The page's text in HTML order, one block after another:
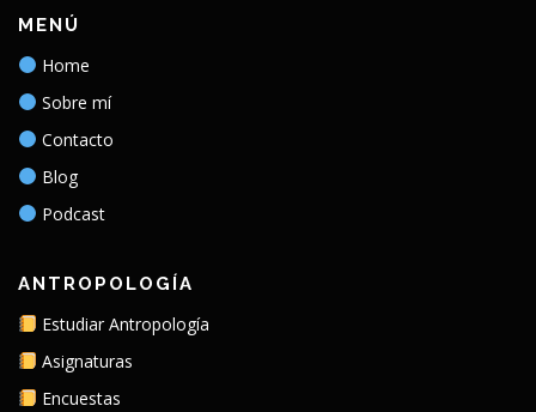
MENÚ
Home
Sobre mí
Contacto
Blog
Podcast
ANTROPOLOGÍA
Estudiar Antropología
Asignaturas
Encuestas